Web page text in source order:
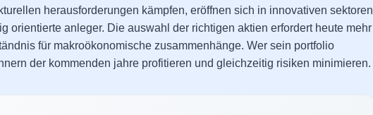
herausforderungen kämpfen, eröffnen sich in innovativen sektoren
orientierte anleger. Die auswahl der richtigen aktien erfordert heute mehr
für makroökonomische zusammenhänge. Wer sein portfolio
der kommenden jahre profitieren und gleichzeitig risiken minimieren.